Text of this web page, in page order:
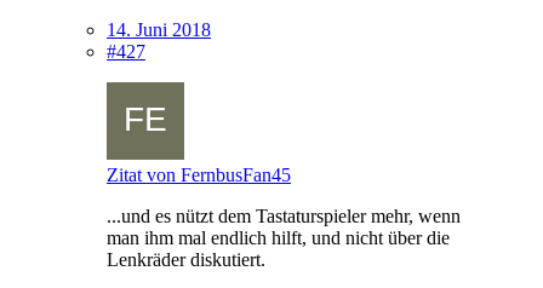
14. Juni 2018
#427
Zitat von FernbusFan45
...und es nützt dem Tastaturspieler mehr, wenn
man ihm mal endlich hilft, und nicht über die
Lenkräder diskutiert.